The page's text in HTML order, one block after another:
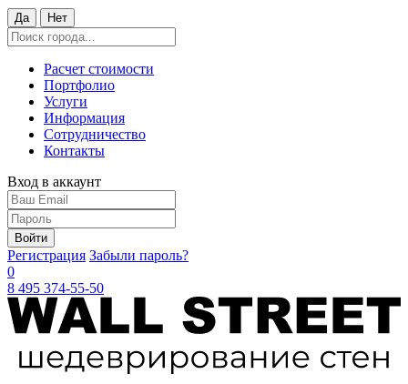
Да Нет
Расчет стоимости
Портфолио
Услуги
Информация
Сотрудничество
Контакты
Вход в аккаунт
Войти
Регистрация Забыли пароль?
0
8 495 374-55-50